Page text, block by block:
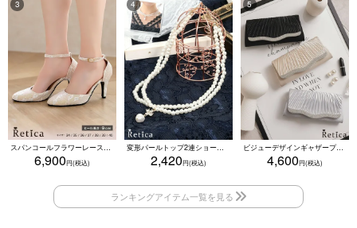
スパンコールフラワーレースアンクルストラップハイヒールセパレートパンプス (ベージュ)
6,900
変形パールトップ2連ショートパールネックレス(ホワイト)
2,420
ビジューデザインギャザープリーツ入り2wayバッグ(ベージュ/シルバー/ブラック)
4,600